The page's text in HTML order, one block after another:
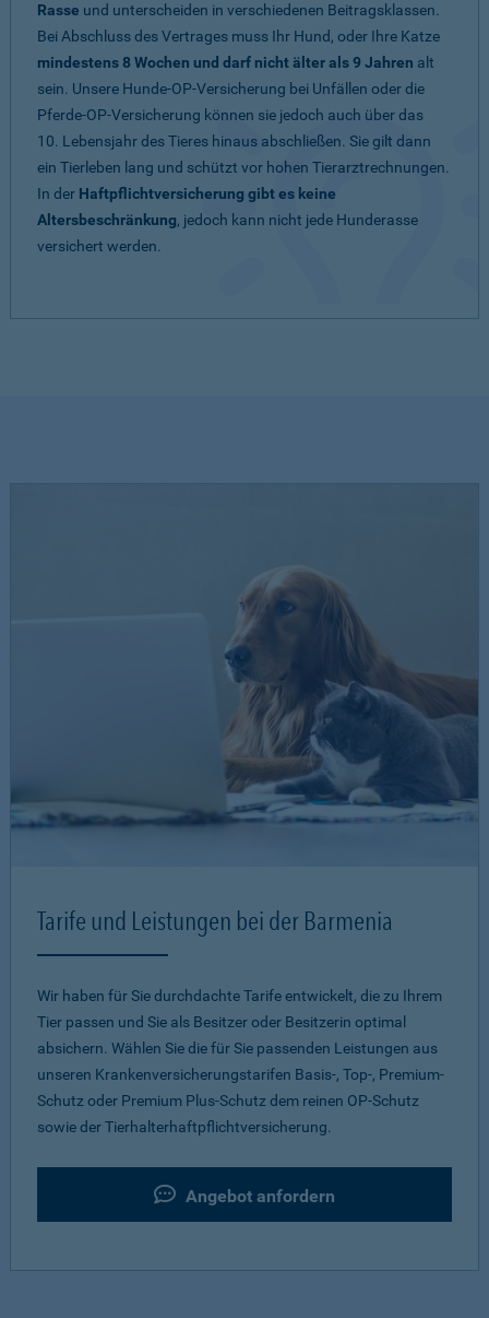
Rasse und unterscheiden in verschiedenen Beitragsklassen.
Bei Abschluss des Vertrages muss Ihr Hund, oder Ihre Katze
mindestens 8 Wochen und darf nicht älter als 9 Jahren alt
sein. Unsere Hunde-OP-Versicherung bei Unfällen oder die
Pferde-OP-Versicherung können sie jedoch auch über das
10. Lebensjahr des Tieres hinaus abschließen. Sie gilt dann
ein Tierleben lang und schützt vor hohen Tierarztrechnungen.
In der Haftpflichtversicherung gibt es keine
Altersbeschränkung, jedoch kann nicht jede Hunderasse
versichert werden.
Tarife und Leistungen bei der Barmenia
Wir haben für Sie durchdachte Tarife entwickelt, die zu Ihrem
Tier passen und Sie als Besitzer oder Besitzerin optimal
absichern. Wählen Sie die für Sie passenden Leistungen aus
unseren Krankenversicherungstarifen Basis-, Top-, Premium-
Schutz oder Premium Plus-Schutz dem reinen OP-Schutz
sowie der Tierhalterhaftpflichtversicherung.
Angebot anfordern